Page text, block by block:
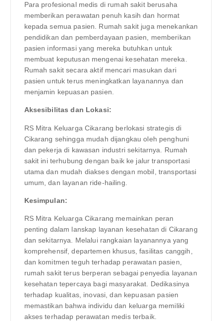
Para profesional medis di rumah sakit berusaha
memberikan perawatan penuh kasih dan hormat
kepada semua pasien. Rumah sakit juga menekankan
pendidikan dan pemberdayaan pasien, memberikan
pasien informasi yang mereka butuhkan untuk
membuat keputusan mengenai kesehatan mereka.
Rumah sakit secara aktif mencari masukan dari
pasien untuk terus meningkatkan layanannya dan
menjamin kepuasan pasien.
Aksesibilitas dan Lokasi:
RS Mitra Keluarga Cikarang berlokasi strategis di
Cikarang sehingga mudah dijangkau oleh penghuni
dan pekerja di kawasan industri sekitarnya. Rumah
sakit ini terhubung dengan baik ke jalur transportasi
utama dan mudah diakses dengan mobil, transportasi
umum, dan layanan ride-hailing.
Kesimpulan:
RS Mitra Keluarga Cikarang memainkan peran
penting dalam lanskap layanan kesehatan di Cikarang
dan sekitarnya. Melalui rangkaian layanannya yang
komprehensif, departemen khusus, fasilitas canggih,
dan komitmen teguh terhadap perawatan pasien,
rumah sakit terus berperan sebagai penyedia layanan
kesehatan tepercaya bagi masyarakat. Dedikasinya
terhadap kualitas, inovasi, dan kepuasan pasien
memastikan bahwa individu dan keluarga memiliki
akses terhadap perawatan medis terbaik.